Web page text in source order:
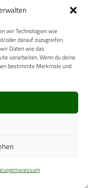
wir Technologien wie
oder darauf zuzugreifen.
Daten wie das
verarbeiten. Wenn du deine
bestimmte Merkmale und
Impressum
mit
durch die
zeigt ein
der
Vorfeld bereits
die Ausbildung
Die